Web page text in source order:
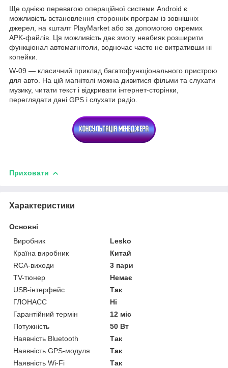
Ще однією перевагою операційної системи Android є
можливість встановлення сторонніх програм із зовнішніх
джерел, на кшталт PlayMarket або за допомогою окремих
APK-файлів. Ця можливість дає змогу неабияк розширити
функціонал автомагнітоли, водночас часто не витративши ні
копейки.
W-09 — класичний приклад багатофункціонального пристрою
для авто. На цій магнітолі можна дивитися фільми та слухати
музику, читати текст і відкривати інтернет-сторінки,
переглядати дані GPS і слухати радіо.
Приховати
Характеристики
Основні
Виробник
Lesko
Країна виробник
Китай
RCA-виходи
3 пари
TV-тюнер
Немає
USB-інтерфейс
Так
ГЛОНАСС
Ні
Гарантійний термін
12 міс
Потужність
50 Вт
Наявність Bluetooth
Так
Наявність GPS-модуля
Так
Наявність Wi-Fi
Так